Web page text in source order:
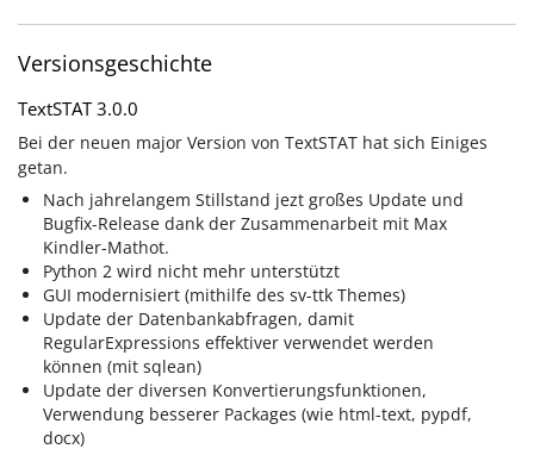
Versionsgeschichte
TextSTAT 3.0.0
Bei der neuen major Version von TextSTAT hat sich Einiges
getan.
Nach jahrelangem Stillstand jezt großes Update und
Bugfix-Release dank der Zusammenarbeit mit Max
Kindler-Mathot.
Python 2 wird nicht mehr unterstützt
GUI modernisiert (mithilfe des sv-ttk Themes)
Update der Datenbankabfragen, damit
RegularExpressions effektiver verwendet werden
können (mit sqlean)
Update der diversen Konvertierungsfunktionen,
Verwendung besserer Packages (wie html-text, pypdf,
docx)